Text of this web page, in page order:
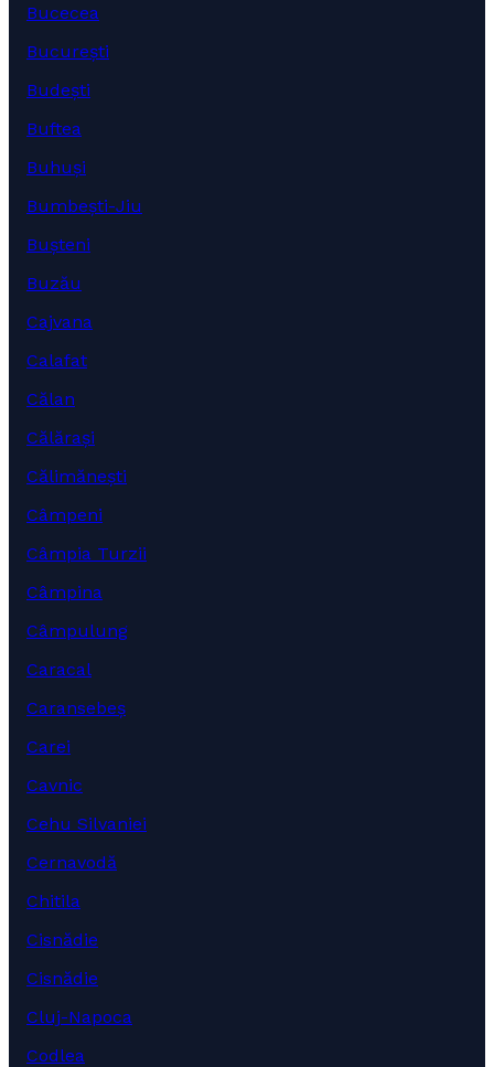
Bucecea
București
Budești
Buftea
Buhuși
Bumbești-Jiu
Bușteni
Buzău
Cajvana
Calafat
Călan
Călărași
Călimănești
Câmpeni
Câmpia Turzii
Câmpina
Câmpulung
Caracal
Caransebeș
Carei
Cavnic
Cehu Silvaniei
Cernavodă
Chitila
Cisnădie
Cisnădie
Cluj-Napoca
Codlea